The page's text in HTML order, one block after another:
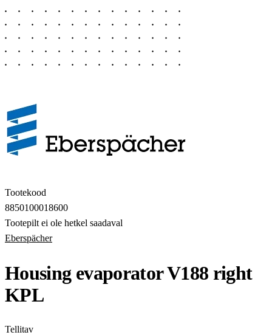
Tootekood
8850100018600
Tootepilt ei ole hetkel saadaval
Eberspächer
Housing evaporator V188 right
KPL
Tellitav